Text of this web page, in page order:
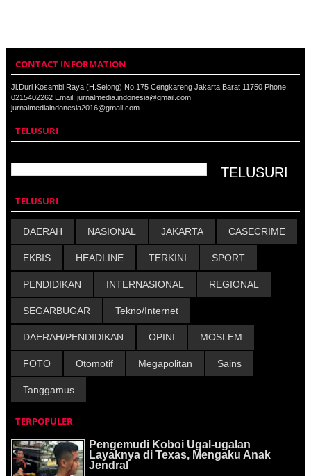
CONTACT INFORMATION
Jl.Duri Kosambi Raya (H.Selong) No.175 Cengkareng Jakarta Barat 11750 Phone:
0215402262 Email: jurnalmedia.indonesia@gmail.com
jurnalmediaindonesia2016@gmail.com
TELUSURI
TELUSURI
DAERAH NASIONAL JAKARTA CASECRIME
EKBIS HEADLINE TERKINI SPORT
PENDIDIKAN INTERNASIONAL REGIONAL
SEGARBUGAR Tekno/Internet
DAERAH/PENDIDIKAN OPINI MOSLEM
FOTO Otomotif Megapolitan Sains
Tanggamus
TERPOPULER
Pengemudi Koboi Ugal-ugalan
Layaknya di Texas, Mengaku Anak
Jendral